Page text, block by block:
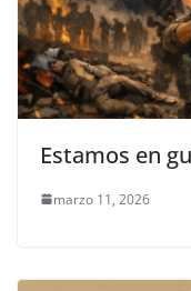
Estamos en
marzo 11, 2026